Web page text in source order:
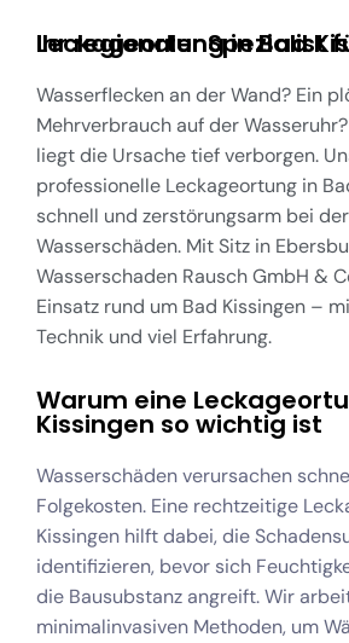
Ihr regionaler Spezialist für Leckageortung in
Wasserflecken an der Wand? Ein
Mehrverbrauch auf der
liegt die Ursache tief verborgen.
professionelle Leckageortung in
schnell und zerstörungsarm bei
Wasserschäden. Mit Sitz in
Wasserschaden Rausch GmbH &
Einsatz rund um Bad Kissingen –
Technik und viel Erfahrung.
Warum eine
Kissingen so wichtig ist
Wasserschäden verursachen
Folgekosten. Eine rechtzeitige
Kissingen hilft dabei, die
identifizieren, bevor sich
die Bausubstanz angreift. Wir
minimalinvasiven Methoden, um